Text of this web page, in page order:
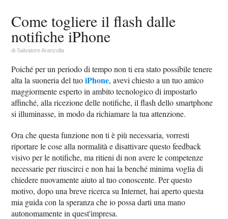
Come togliere il flash dalle
notifiche iPhone
diSalvatore Aranzulla
Poiché per un periodo di tempo non ti era stato possibile tenere
alta la suoneria del tuoiPhone, avevi chiesto a un tuo amico
maggiormente esperto in ambito tecnologico di impostarlo
affinché, alla ricezione delle notifiche, il flash dello smartphone
si illuminasse, in modo da richiamare la tua attenzione.
Ora che questa funzione non ti è più necessaria, vorresti
riportare le cose alla normalità e disattivare questo feedback
visivo per le notifiche, ma ritieni di non avere le competenze
necessarie per riuscirci e non hai la benché minima voglia di
chiedere nuovamente aiuto al tuo conoscente. Per questo
motivo, dopo una breve ricerca su Internet, hai aperto questa
mia guida con la speranza che io possa darti una mano
autonomamente in quest'impresa.